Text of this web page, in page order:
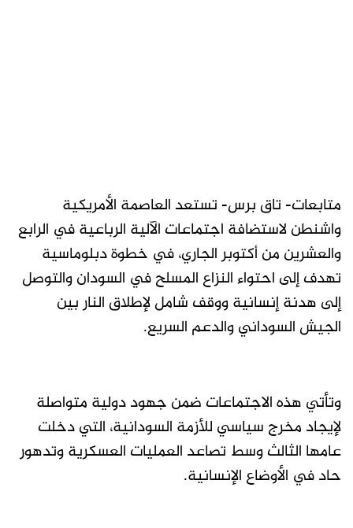
متابعات- تاق برس- تستعد العاصمة الأمريكية
واشنطن لاستضافة اجتماعات الآلية الرباعية في الرابع
والعشرين من أكتوبر الجاري، في خطوة دبلوماسية
تهدف إلى احتواء النزاع المسلح في السودان والتوصل
إلى هدنة إنسانية ووقف شامل لإطلاق النار بين
الجيش السوداني والدعم السريع.
وتأتي هذه الاجتماعات ضمن جهود دولية متواصلة
لإيجاد مخرج سياسي للأزمة السودانية، التي دخلت
عامها الثالث وسط تصاعد العمليات العسكرية وتدهور
حاد في الأوضاع الإنسانية.